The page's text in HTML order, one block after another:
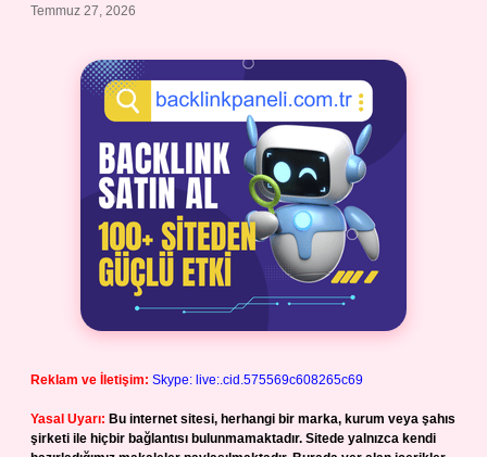
Temmuz 27, 2026
Reklam ve İletişim: Skype: live:.cid.575569c608265c69
Yasal Uyarı: Bu internet sitesi, herhangi bir marka, kurum veya şahıs
şirketi ile hiçbir bağlantısı bulunmamaktadır. Sitede yalnızca kendi